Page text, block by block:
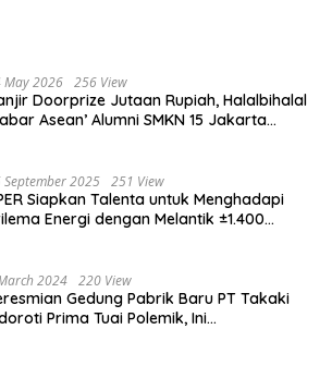
May 2026 256 View
Doorprize Jutaan Rupiah, Halalbihalal
Asean’ Alumni SMKN 15 Jakarta
September 2025 251 View
Siapkan Talenta untuk Menghadapi
Energi dengan Melantik ±1.400
2024 220 View
Gedung Pabrik Baru PT Takaki
Prima Tuai Polemik, Ini